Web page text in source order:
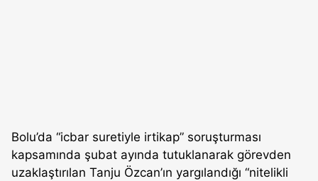
Bolu’da “icbar suretiyle irtikap” soruşturması
kapsamında şubat ayında tutuklanarak görevden
uzaklaştırılan Tanju Özcan’ın yargılandığı “nitelikli